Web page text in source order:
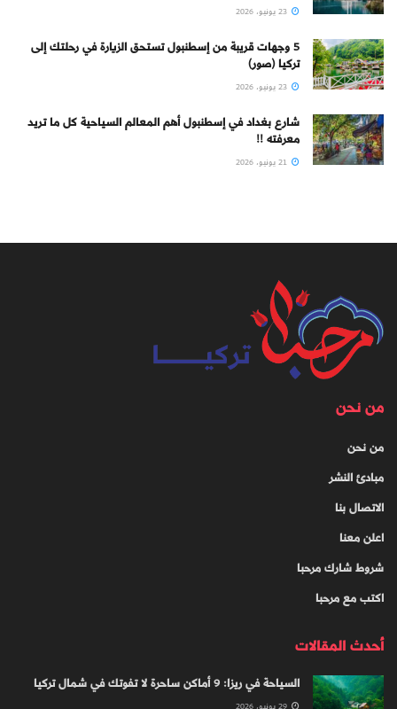
5 وجهات قريبة من إسطنبول تستحق الزيارة في رحلتك إلى
تركيا (صور)
شارع بغداد في إسطنبول أهم المعالم السياحية كل ما تريد
معرفته !!
من نحن
من نحن
مبادئ النشر
الاتصال بنا
اعلن معنا
شروط شارك مرحبا
اكتب مع مرحبا
أحدث المقالات
السياحة في ريزا: 9 أماكن ساحرة لا تفوتك في شمال تركيا